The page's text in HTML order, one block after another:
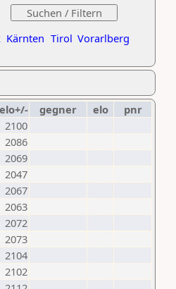
Kärnten Tirol Vorarlberg
elo+/- gegner elo
pnr
2100
2086
2069
2047
2067
2063
2072
2073
2104
2102